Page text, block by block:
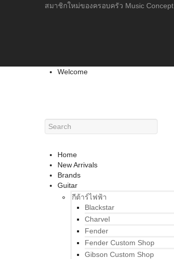
สมาชิกใหม่ของครอบครัว Music Concept
Welcome
Home
New Arrivals
Brands
Guitar
กีต้าร์ไฟฟ้า
Blackstar
Charvel
Fender
Fender Custom Shop
Gibson Custom Shop